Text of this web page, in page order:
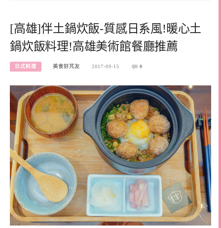
[高雄]伴土鍋炊飯-質感日系風!暖心土
鍋炊飯料理!高雄美術館餐廳推薦
日式料理 美食好芃友 2017-09-15 0